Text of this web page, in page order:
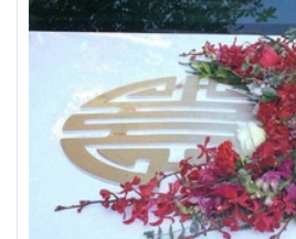
ƯU ĐÃI ĐẶC BIỆT
- Tặng banner hoặc thiệp (trị giá
- Miễn phí giao khu vực nội thành
- Giao gấp trong vòng 2 giờ
- Cam kết 100% hoàn lại tiền nếu
- Cam kết hoa tươi trên 3 ngày